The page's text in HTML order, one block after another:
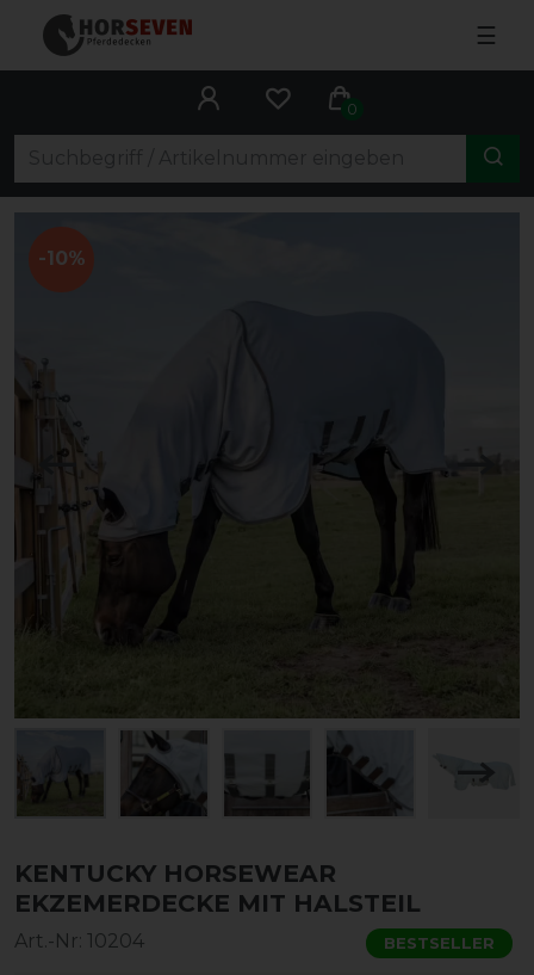
☰
0
-10%
KENTUCKY HORSEWEAR
EKZEMERDECKE MIT HALSTEIL
Art.-Nr: 10204 BESTSELLER